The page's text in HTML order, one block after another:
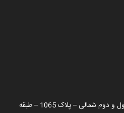
بزرگراه رسالت – بین 16 متری اول و دوم شمالی – پلاک 1065 – طبقه